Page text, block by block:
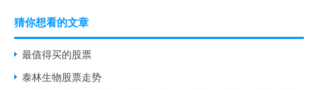
猜你想看的文章
最值得买的股票
泰林生物股票走势